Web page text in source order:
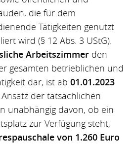
die für dem
Tätigkeiten genutzt
wird (§ 12 Abs. 3 UStG).
Arbeitszimmer den
gesamten betrieblichen und
dar, ist ab01.01.2023
der tatsächlichen
unabhängig davon, ob ein
zur Verfügung steht,
von 1.260 Euro